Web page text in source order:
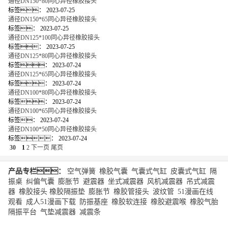
标签：
2023-07-25
通径DN150*65同心异径橡胶接头
标签：
2023-07-25
通径DN125*100同心异径橡胶接头
标签：
2023-07-25
通径DN125*80同心异径橡胶接头
标签：
2023-07-24
通径DN125*65同心异径橡胶接头
标签：
2023-07-24
通径DN100*80同心异径橡胶接头
标签：
2023-07-24
通径DN100*65同心异径橡胶接头
标签：
2023-07-24
通径DN100*50同心异径橡胶接头
标签：
2023-07-24
30
1 2 下一页 尾页
产品专栏： 空气弹簧 橡胶气囊 气囊式气缸 皮囊式气缸 隔
振桌 纠偏气囊 膨胀节 避震器 坐式减震器 风机减震器 吊式减震
器 橡胶接头 橡胶隔振垫 膨胀节 橡胶管接头 波纹管 51漫画在线
观看 成人51漫画下载 防振基座 橡胶软连接 橡胶避震喉 橡胶气胎
隔振平台 气垫减震器 减震条